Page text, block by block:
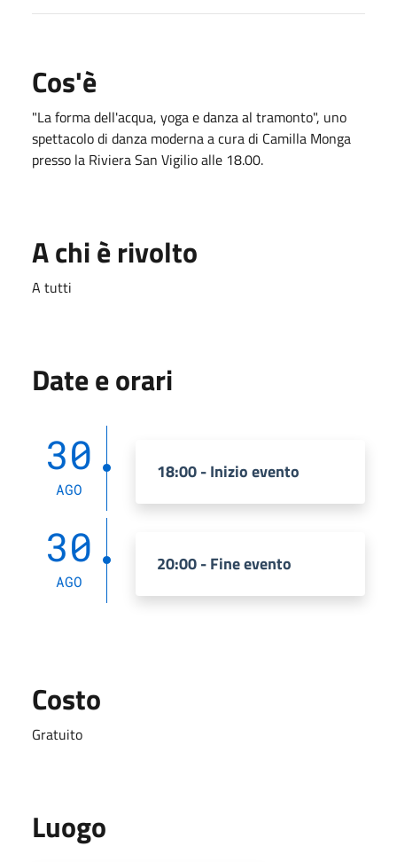
Cos'è
"La forma dell'acqua, yoga e danza al tramonto", uno
spettacolo di danza moderna a cura di Camilla Monga
presso la Riviera San Vigilio alle 18.00.
A chi è rivolto
A tutti
Date e orari
30
AGO
18:00 - Inizio evento
30
AGO
20:00 - Fine evento
Costo
Gratuito
Luogo